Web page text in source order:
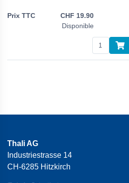
CHF 19.90
Disponible
Thali AG
Industriestrasse 14
CH-6285 Hitzkirch